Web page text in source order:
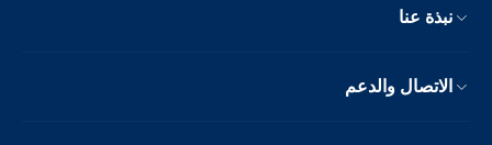
نبذة عنا
الاتصال والدعم